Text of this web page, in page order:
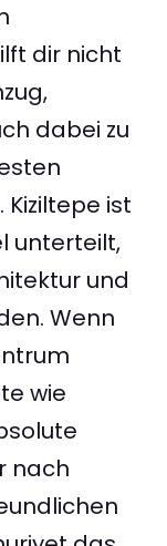
dir nicht
dabei zu
Kiziltepe ist
unterteilt,
und
Wenn
wie
nach